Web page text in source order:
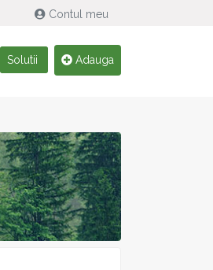
Contul meu
Solutii Adauga